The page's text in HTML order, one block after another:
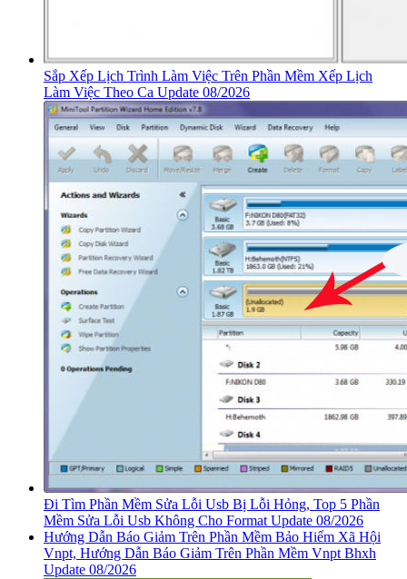
Sắp Xếp Lịch Trình Làm Việc Trên Phần Mềm Xếp Lịch
Làm Việc Theo Ca Update 08/2026
Đi Tìm Phần Mềm Sửa Lỗi Usb Bị Lỗi Hỏng, Top 5 Phần
Mềm Sửa Lỗi Usb Không Cho Format Update 08/2026
Hướng Dẫn Báo Giảm Trên Phần Mềm Bảo Hiểm Xã Hội
Vnpt, Hướng Dẫn Báo Giảm Trên Phần Mềm Vnpt Bhxh
Update 08/2026